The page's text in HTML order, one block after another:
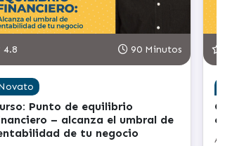
90 Minutos
Novato
Curso: Crecimiento liderado por la
comunidad – haz crecer tu
comunidad digital